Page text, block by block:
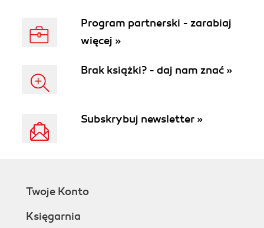
Program partnerski - zarabiaj
więcej »
Brak książki? - daj nam znać »
Subskrybuj newsletter »
Twoje Konto
Księgarnia